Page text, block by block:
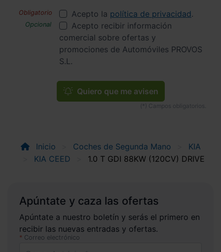
Acepto la política de privacidad.
Acepto recibir información
comercial sobre ofertas y
promociones de Automóviles PROVOS
S.L.
Quiero que me avisen
Inicio Coches de Segunda Mano
KIA
KIA CEED
1.0 T GDI 88KW (120CV) DRIVE
Apúntate y caza las ofertas
Apúntate a nuestro boletín y serás el primero en
recibir las nuevas entradas y ofertas.
Correo electrónico